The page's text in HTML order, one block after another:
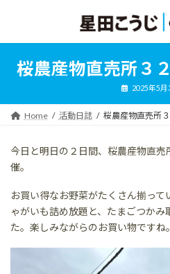
ン
ッ
ー
移
桜農産物直売所３
2025年5月
Home 活動日誌 桜農産物直売所
今日と明日の２日間、桜農産物直
催。
お買い得なお野菜がたくさん揃っ
ゃがいも詰め放題と、たまごつか
た。楽しみながらのお買い物ですね。